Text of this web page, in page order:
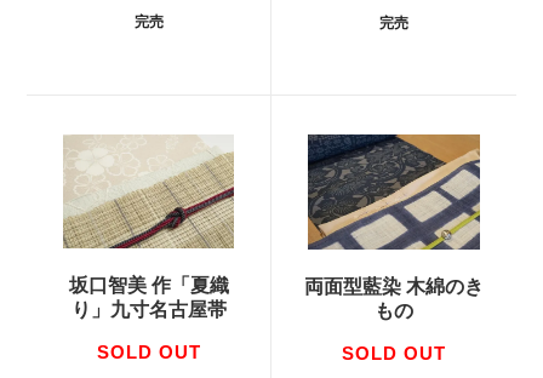
完売 完売
坂口智美 作「夏織
り」九寸名古屋帯
SOLD OUT
両面型藍染 木綿のき
もの
SOLD OUT